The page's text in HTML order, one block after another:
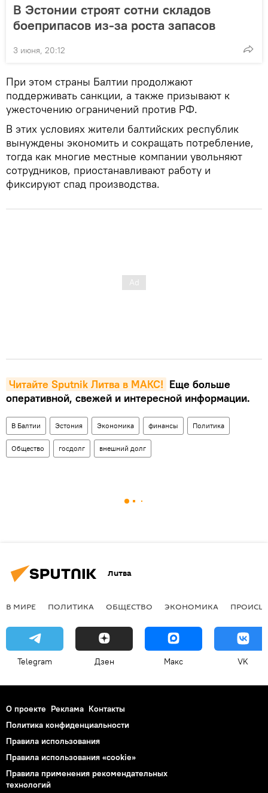
В Эстонии строят сотни складов
боеприпасов из-за роста запасов
3 июня, 20:12
При этом страны Балтии продолжают
поддерживать санкции, а также призывают к
ужесточению ограничений против РФ.
В этих условиях жители балтийских республик
вынуждены экономить и сокращать потребление,
тогда как многие местные компании увольняют
сотрудников, приостанавливают работу и
фиксируют спад производства.
Читайте Sputnik Литва в MAКС! Еще больше
оперативной, свежей и интересной информации.
В Балтии Эстония Экономика финансы Политика
Общество госдолг внешний долг
Литва
В МИРЕ ПОЛИТИКА ОБЩЕСТВО ЭКОНОМИКА
Telegram Дзен Макс VK
О проекте Реклама Контакты
Политика конфиденциальности
Правила использования
Правила использования «cookie»
Правила применения рекомендательных
технологий